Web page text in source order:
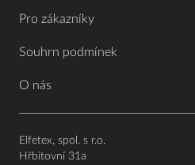
Pro zákazníky
Souhrn podmínek
O nás
Elfetex, spol. s r.o.
Hřbitovní 31a